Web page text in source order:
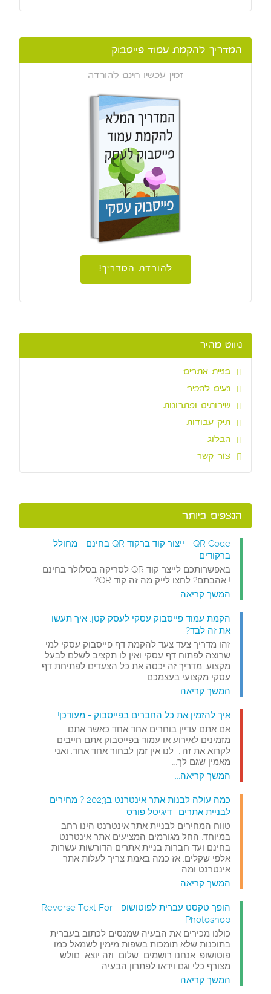
המדריך להקמת עמוד פייסבוק
זמין עכשיו חינם להורדה
להורדת המדריך!
ניווט מהיר
בניית אתרים
נעים להכיר
שירותים ופתרונות
תיק עבודות
הבלוג
צור קשר
הנצפים ביותר
QR Code - ייצור קוד ברקוד QR בחינם - מחולל
ברקודים
באפשרותכם לייצר קוד QR לסריקה בסלולר בחינם
! אהבתם? לחצו לייק מה זה קוד QR?
המשך קריאה...
הקמת עמוד פייסבוק עסקי לעסק קטן. איך תעשו
את זה לבד?
זהו מדריך צעד צעד להקמת דף פייסבוק עסקי למי
שרוצה לפתוח דף עסקי ואין לו תקציב לשלם לבעל
מקצוע. מדריך זה יכסה את כל הצעדים לפתיחת דף
עסקי מקצועי בעצמכם.…
המשך קריאה...
איך להזמין את כל החברים בפייסבוק - מעודכן!
אם אתם עדיין בוחרים אחד אחד כאשר אתם
מזמינים לאירוע או עמוד בפייסבוק אתם חייבים
לקרוא את זה.. לנו אין זמן לבחור אחד אחד. ואני
מאמין שגם לך.…
המשך קריאה...
כמה עולה לבנות אתר אינטרנט ב2023 ? מחירים
לבניית אתרים | דיגיטל פורס
טווח המחירים לבניית אתר אינטרנט הינו רחב
במיוחד. החל מגורמים המציעים אתר אינטרנט
בחינם ועד חברות בניית אתרים הדורשות עשרות
אלפי שקלים. אז כמה באמת צריך לעלות אתר
אינטרנט ומה…
המשך קריאה...
הופך טקסט עברית לפוטושופ - Reverse Text For
Photoshop
כולנו מכירים את הבעיה שמנסים לכתוב בעברית
בתוכנות שלא תומכות בשפות מימין לשמאל כמו
פוטושופ. אנחנו רושמים "שלום" וזה יוצא "םולש".
מצורף כלי וגם וידאו לפתרון הבעיה.
המשך קריאה...